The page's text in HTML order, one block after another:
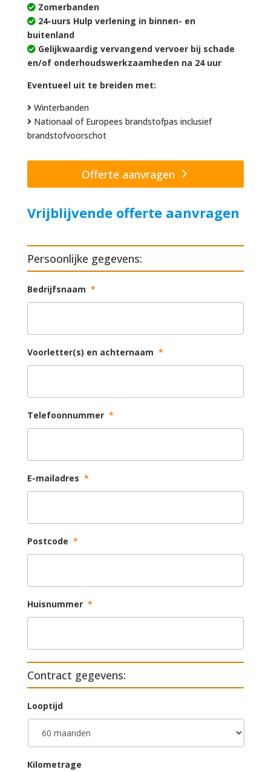
Zomerbanden
24-uurs Hulp verlening in binnen- en
buitenland
Gelijkwaardig vervangend vervoer bij schade
en/of onderhoudswerkzaamheden na 24 uur
Eventueel uit te breiden met:
Winterbanden
Nationaal of Europees brandstofpas inclusief
brandstofvoorschot
Offerte aanvragen
Vrijblijvende offerte aanvragen
Persoonlijke gegevens:
Bedrijfsnaam *
Voorletter(s) en achternaam *
Telefoonnummer *
E-mailadres *
Postcode *
Huisnummer *
Contract gegevens:
Looptijd
Kilometrage